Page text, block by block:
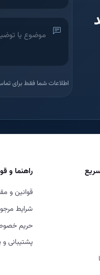
اطلاعات شما فقط برای
راهنما و
قوانین و
شرایط
حریم
پشتیبانی و